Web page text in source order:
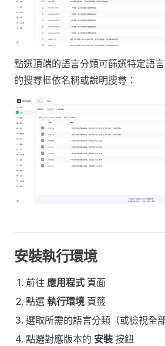
點選頂端的語言分類可篩選特定語
的搜尋框依名稱或說明搜尋：
安裝執行環境
前往 應用程式 頁面
點選 執行環境 頁籤
選取所需的語言分類（或檢視全部
點選對應版本的 安裝 按鈕